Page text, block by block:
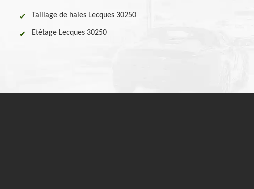
Taillage de haies Lecques 30250
Etêtage Lecques 30250